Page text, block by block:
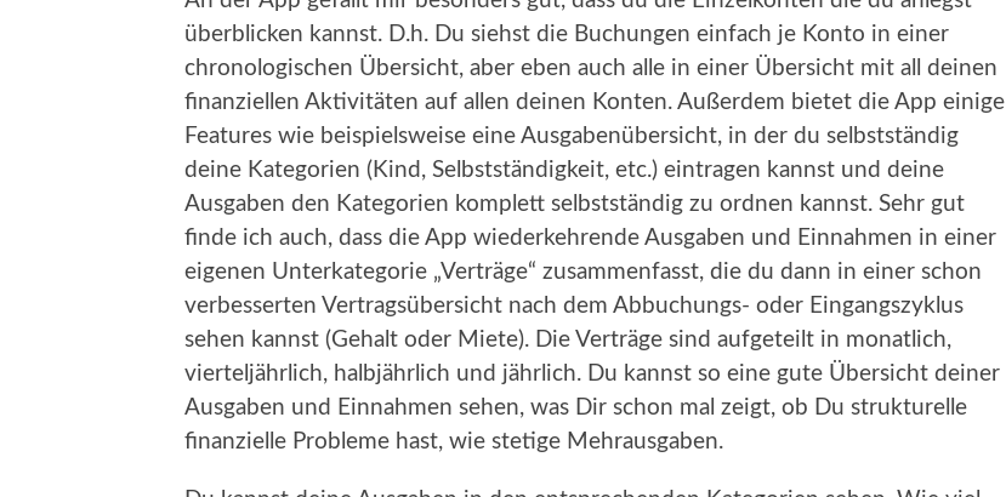
überblicken kannst. D.h. Du siehst die Buchungen einfach je Konto in einer
chronologischen Übersicht, aber eben auch alle in einer Übersicht mit all deinen
finanziellen Aktivitäten auf allen deinen Konten. Außerdem bietet die App einige
Features wie beispielsweise eine Ausgabenübersicht, in der du selbstständig
deine Kategorien (Kind, Selbstständigkeit, etc.) eintragen kannst und deine
Ausgaben den Kategorien komplett selbstständig zu ordnen kannst. Sehr gut
finde ich auch, dass die App wiederkehrende Ausgaben und Einnahmen in einer
eigenen Unterkategorie „Verträge“ zusammenfasst, die du dann in einer schon
verbesserten Vertragsübersicht nach dem Abbuchungs- oder Eingangszyklus
sehen kannst (Gehalt oder Miete). Die Verträge sind aufgeteilt in monatlich,
vierteljährlich, halbjährlich und jährlich. Du kannst so eine gute Übersicht deiner
Ausgaben und Einnahmen sehen, was Dir schon mal zeigt, ob Du strukturelle
finanzielle Probleme hast, wie stetige Mehrausgaben.